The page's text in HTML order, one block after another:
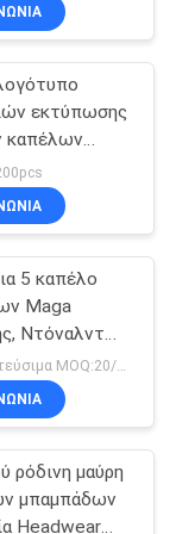
εκτύπωσης
καπέλων
μπαμπάδων
λίγο
στο
5 καπέλο
Maga
Ντόναλντ
την Αμερική
πάλι καπέλο
Διαπραγματεύσιμα MOQ:20/style
ρόδινη μαύρη
μπαμπάδων
Headwear